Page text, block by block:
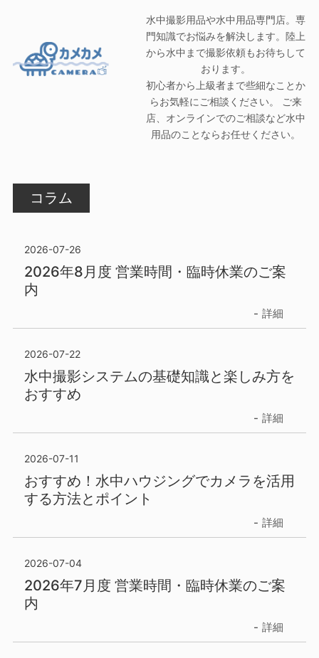
水中撮影用品や水中用品専門店。専
門知識でお悩みを解決します。陸上
から水中まで撮影依頼もお待ちして
おります。
初心者から上級者まで些細なことか
らお気軽にご相談ください。 ご来
店、オンラインでのご相談など水中
用品のことならお任せください。
コラム
2026-07-26
2026年8月度 営業時間・臨時休業のご案
内
詳細
2026-07-22
水中撮影システムの基礎知識と楽しみ方を
おすすめ
詳細
2026-07-11
おすすめ！水中ハウジングでカメラを活用
する方法とポイント
詳細
2026-07-04
2026年7月度 営業時間・臨時休業のご案
内
詳細